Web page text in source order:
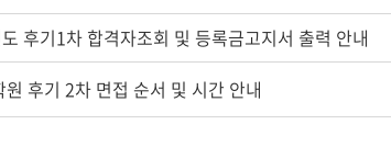
후기1차 합격자조회 및 등록금고지서 출력 안내
후기 2차 면접 순서 및 시간 안내